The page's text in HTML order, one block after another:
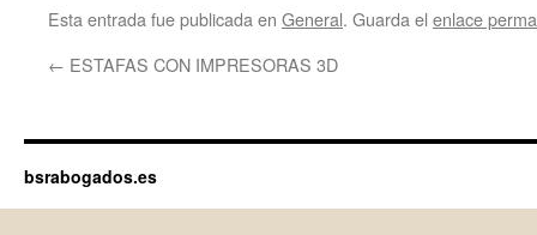
Esta entrada fue publicada en General. Guarda el enlace
← ESTAFAS CON IMPRESORAS 3D
bsrabogados.es